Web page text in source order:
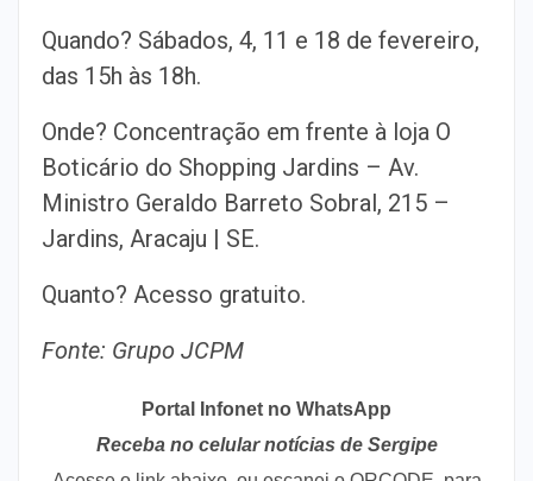
Quando? Sábados, 4, 11 e 18 de fevereiro,
das 15h às 18h.
Onde? Concentração em frente à loja O
Boticário do Shopping Jardins – Av.
Ministro Geraldo Barreto Sobral, 215 –
Jardins, Aracaju | SE.
Quanto? Acesso gratuito.
Fonte: Grupo JCPM
Portal Infonet no WhatsApp
Receba no celular notícias de Sergipe